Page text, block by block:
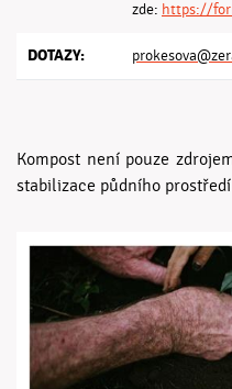
zde: https://
DOTAZY:
Kompost není pouze
stabilizace půdního